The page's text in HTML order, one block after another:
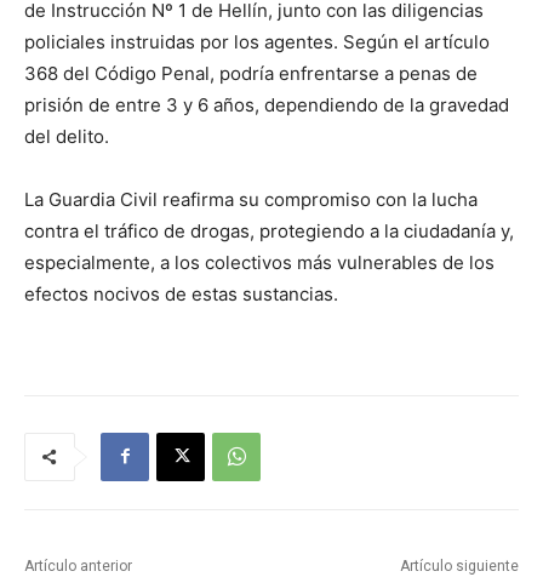
de Instrucción Nº 1 de Hellín, junto con las diligencias
policiales instruidas por los agentes. Según el artículo
368 del Código Penal, podría enfrentarse a penas de
prisión de entre 3 y 6 años, dependiendo de la gravedad
del delito.
La Guardia Civil reafirma su compromiso con la lucha
contra el tráfico de drogas, protegiendo a la ciudadanía y,
especialmente, a los colectivos más vulnerables de los
efectos nocivos de estas sustancias.
Artículo anterior Artículo siguiente